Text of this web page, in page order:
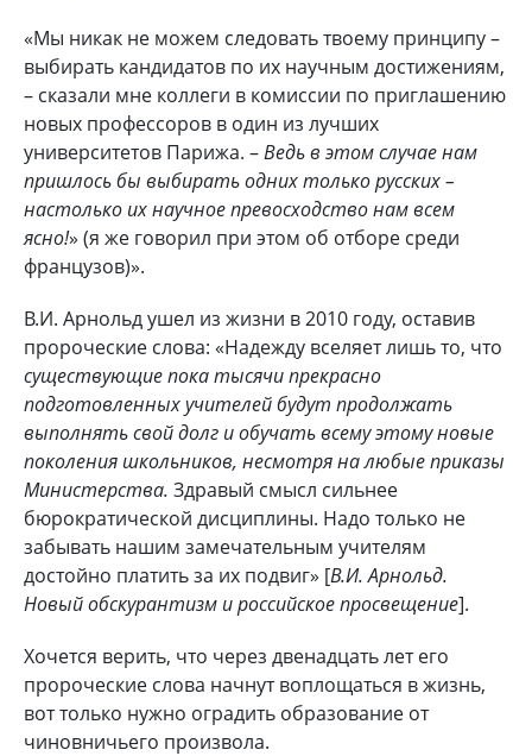
«Мы никак не можем следовать твоему принципу –
выбирать кандидатов по их научным достижениям,
– сказали мне коллеги в комиссии по приглашению
новых профессоров в один из лучших
университетов Парижа. –Ведь в этом случае нам
пришлось бы выбирать одних только русских –
настолько их научное превосходство нам всем
ясно!» (я же говорил при этом об отборе среди
французов)».
В.И. Арнольд ушел из жизни в 2010 году, оставив
пророческие слова: «Надежду вселяет лишь то, что
существующие пока тысячи прекрасно
подготовленных учителей будут продолжать
выполнять свой долг и обучать всему этому новые
поколения школьников, несмотря на любые приказы
Министерства. Здравый смысл сильнее
бюрократической дисциплины. Надо только не
забывать нашим замечательным учителям
достойно платить за их подвиг» [В.И. Арнольд.
Новый обскурантизм и российское просвещение].
Хочется верить, что через двенадцать лет его
пророческие слова начнут воплощаться в жизнь,
вот только нужно оградить образование от
чиновничьего произвола.